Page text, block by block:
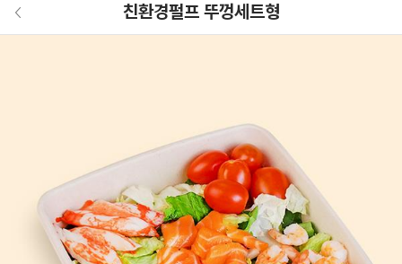
친환경펄프 뚜껑세트형